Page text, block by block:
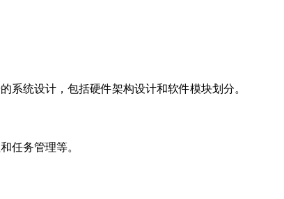
系统设计，包括硬件架构设计和软件模块划分。
任务管理等。